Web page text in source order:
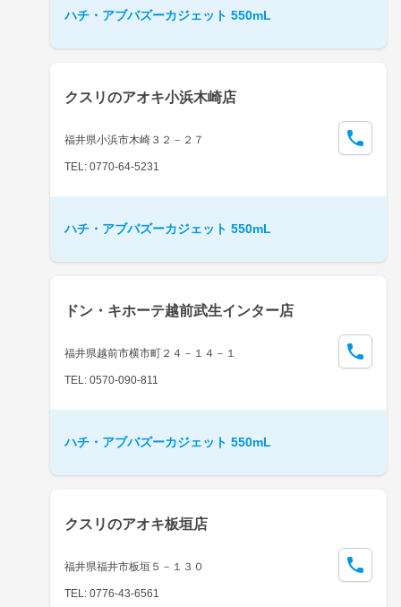
ハチ・アブバズーカジェット 550mL
クスリのアオキ小浜木崎店
福井県小浜市木崎３２－２７
TEL: 0770-64-5231
ハチ・アブバズーカジェット 550mL
ドン・キホーテ越前武生インター店
福井県越前市横市町２４－１４－１
TEL: 0570-090-811
ハチ・アブバズーカジェット 550mL
クスリのアオキ板垣店
福井県福井市板垣５－１３０
TEL: 0776-43-6561